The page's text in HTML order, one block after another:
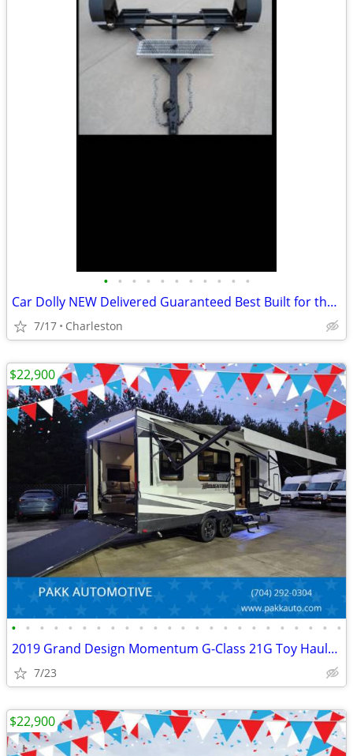
• • • • • • • • • • •
Car Dolly NEW Delivered Guaranteed Best Built for the Money in U.S.!
7/17 Charleston
• • • • • • • • • • • • • • • • • • • • • • • •
2019 Grand Design Momentum G-Class 21G Toy Hauler Camper FUEL STATION
7/23
$22,900
$22,900